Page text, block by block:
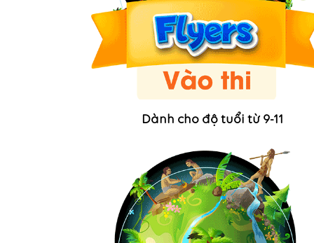
Dành cho độ tuổi từ 9-11